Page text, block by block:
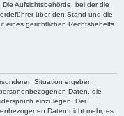
Aufsichtsbehörde, bei der die
über den Stand und die
eines gerichtlichen Rechtsbehelfs
Situation ergeben,
Daten, die
einzulegen. Der
Daten nicht mehr, es